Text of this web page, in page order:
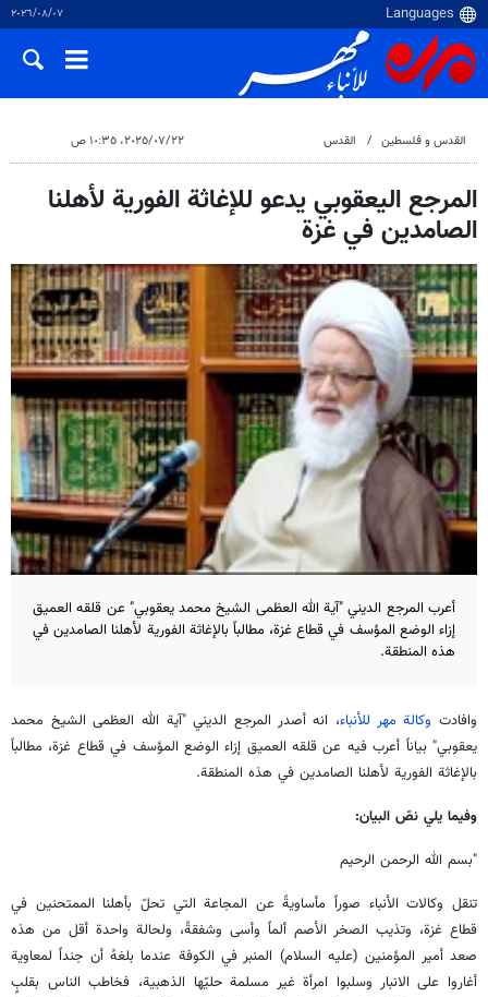
٠٧‏/٠٨‏/٢٠٢٦
القدس و فلسطین القدس ٢٢‏/٠٧‏/٢٠٢٥، ١٠:٣٥ ص
المرجع اليعقوبي يدعو للإغاثة الفورية لأهلنا
الصامدين في غزة
أعرب المرجع الديني "آية الله العظمى الشيخ محمد يعقوبي" عن قلقه العميق
إزاء الوضع المؤسف في قطاع غزة، مطالباً بالإغاثة الفورية لأهلنا الصامدين في
هذه المنطقة.
وافادت وكالة مهر للأنباء، انه أصدر المرجع الديني "آية الله العظمى الشيخ محمد
يعقوبي" بياناً أعرب فيه عن قلقه العميق إزاء الوضع المؤسف في قطاع غزة، مطالباً
بالإغاثة الفورية لأهلنا الصامدين في هذه المنطقة.
وفيما يلي نصّ البیان:
"بسم الله الرحمن الرحيم
تنقل وكالات الأنباء صوراً مأساويةً عن المجاعة التي تحلّ بأهلنا الممتحنين في
قطاع غزة، وتذيب الصخر الأصم ألماً وأسى وشفقةً، ولحالة واحدة أقل من هذه
صعد أمير المؤمنين (عليه السلام) المنبر في الكوفة عندما بلغهُ أن جنداً لمعاوية
أغاروا على الانبار وسلبوا امرأة غير مسلمة حليّها الذهبية، فخاطب الناس بقلبٍ